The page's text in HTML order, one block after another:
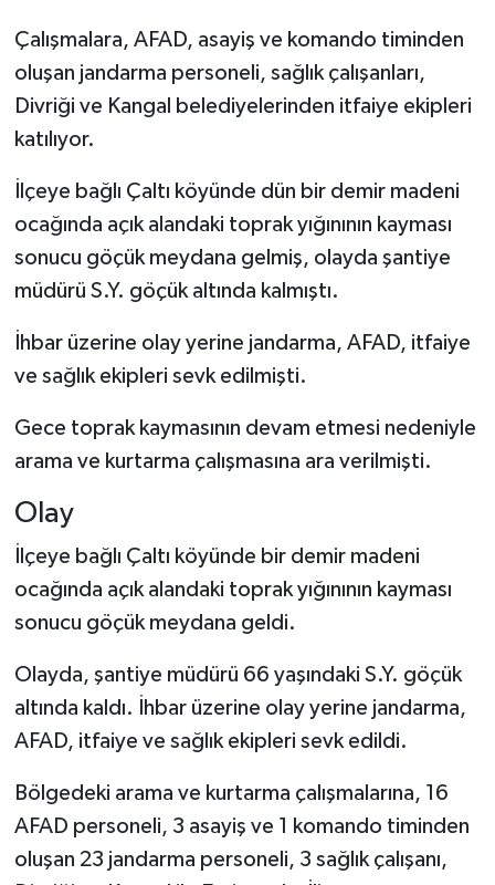
Çalışmalara, AFAD, asayiş ve komando timinden
oluşan jandarma personeli, sağlık çalışanları,
Divriği ve Kangal belediyelerinden itfaiye ekipleri
katılıyor.
İlçeye bağlı Çaltı köyünde dün bir demir madeni
ocağında açık alandaki toprak yığınının kayması
sonucu göçük meydana gelmiş, olayda şantiye
müdürü S.Y. göçük altında kalmıştı.
İhbar üzerine olay yerine jandarma, AFAD, itfaiye
ve sağlık ekipleri sevk edilmişti.
Gece toprak kaymasının devam etmesi nedeniyle
arama ve kurtarma çalışmasına ara verilmişti.
Olay
İlçeye bağlı Çaltı köyünde bir demir madeni
ocağında açık alandaki toprak yığınının kayması
sonucu göçük meydana geldi.
Olayda, şantiye müdürü 66 yaşındaki S.Y. göçük
altında kaldı. İhbar üzerine olay yerine jandarma,
AFAD, itfaiye ve sağlık ekipleri sevk edildi.
Bölgedeki arama ve kurtarma çalışmalarına, 16
AFAD personeli, 3 asayiş ve 1 komando timinden
oluşan 23 jandarma personeli, 3 sağlık çalışanı,